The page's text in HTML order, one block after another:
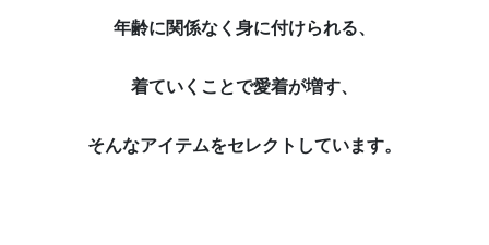
年齢に関係なく身に付けられる、
着ていくことで愛着が増す、
そんなアイテムをセレクトしています。